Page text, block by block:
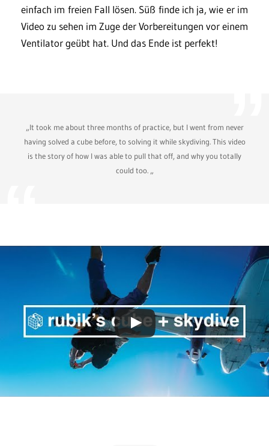
einfach im freien Fall lösen. Süß finde ich ja, wie er im
Video zu sehen im Zuge der Vorbereitungen vor einem
Ventilator geübt hat. Und das Ende ist perfekt!
„It took me about three months of practice, but I went from never
having solved a cube before, to solving it while skydiving. This video
is the story of how I was able to pull that off, and why you totally
could too. „